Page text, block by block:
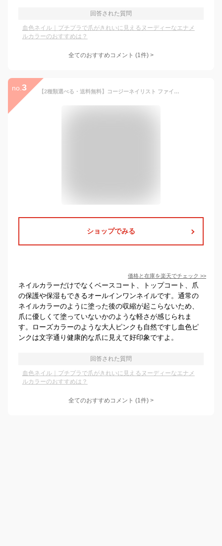
回答された質問
血色ネイル｜プチプラで爪がきれいに見えるヌーディーなエナメ
ルカラーのおすすめは？
全てのおすすめコメント (1件) >
no. 3 【2種類選べる・送料無料】コージーネイリスト ファイブインワンケアコート・ローズピンク/マニキュア/koji/ネイル/
ショップでみる
価格と在庫を楽天でチェック >>
ネイルカラーだけでなくベースコート、トップコート、爪
の保護や保湿もできるオールインワンネイルです。通常の
ネイルカラーのように塗った後の収縮が起こらないため、
爪に優しくて塗っていないかのような軽さが感じられま
す。ローズカラーのような大人ピンクも自然ですし血色ピ
ンクは文字通り健康的な爪に見えて好印象ですよ。
回答された質問
血色ネイル｜プチプラで爪がきれいに見えるヌーディーなエナメ
ルカラーのおすすめは？
全てのおすすめコメント (1件) >